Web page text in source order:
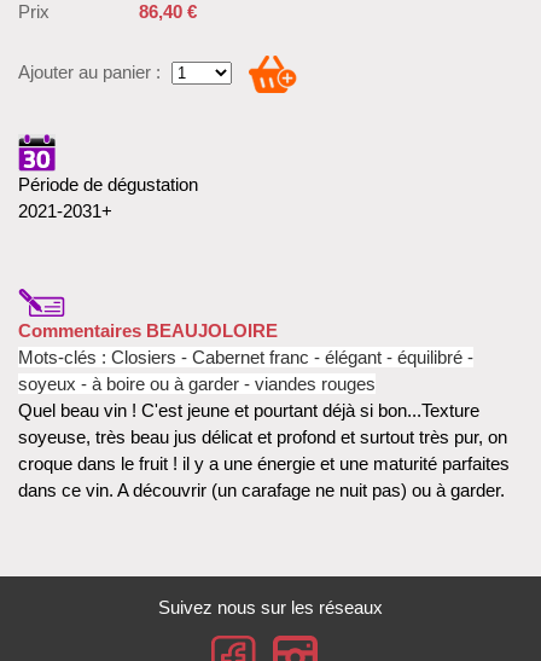
Prix
86,40 €
Ajouter au panier :
Période de dégustation
2021-2031+
Commentaires BEAUJOLOIRE
Mots-clés : Closiers - Cabernet franc - élégant - équilibré -
soyeux - à boire ou à garder - viandes rouges
Quel beau vin ! C'est jeune et pourtant déjà si bon...Texture
soyeuse, très beau jus délicat et profond et surtout très pur, on
croque dans le fruit ! il y a une énergie et une maturité parfaites
dans ce vin. A découvrir (un carafage ne nuit pas) ou à garder.
Suivez nous sur les réseaux